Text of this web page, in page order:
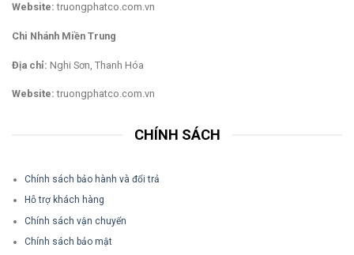
Website: truongphatco.com.vn
Chi Nhánh Miền Trung
Địa chỉ: Nghi Sơn, Thanh Hóa
Website: truongphatco.com.vn
CHÍNH SÁCH
Chính sách bảo hành và đổi trả
Hỗ trợ khách hàng
Chính sách vận chuyển
Chính sách bảo mật